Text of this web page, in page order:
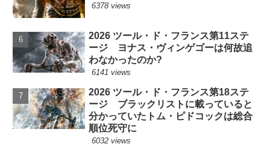
6378 views
2026 ツール・ド・フランス第11ステ
ージ ヨナス・ヴィンゲゴーは何故追
わなかったのか?
6141 views
2026 ツール・ド・フランス第18ステ
ージ ブラックリストに載っていると
分かっていたトム・ピドコックは総合
順位死守に
6032 views